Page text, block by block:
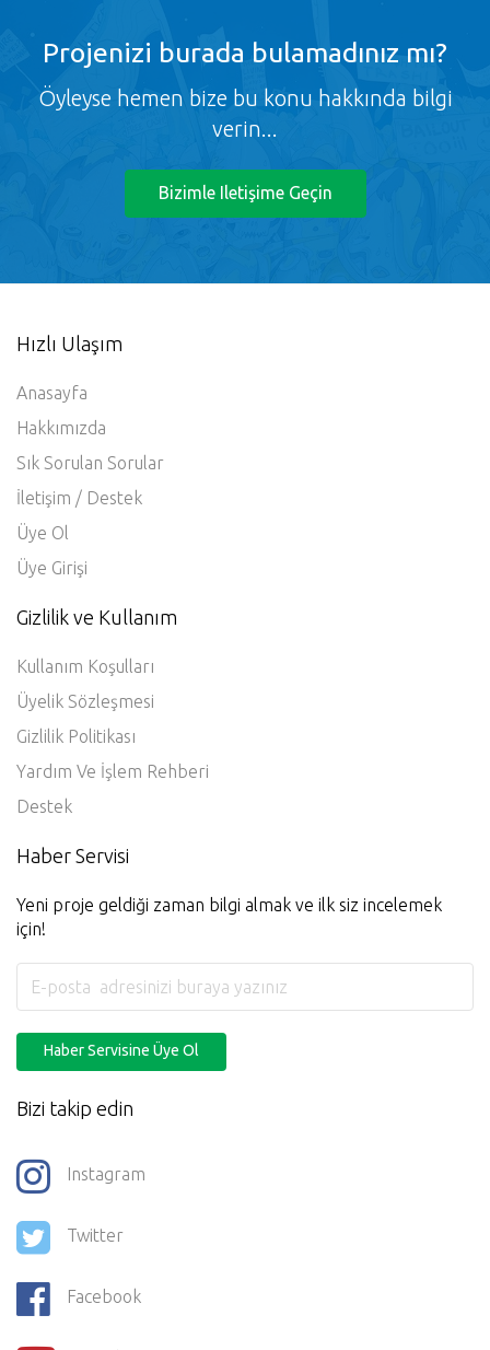
Projenizi burada bulamadınız mı?
Öyleyse hemen bize bu konu hakkında bilgi
verin...
Bizimle Iletişime Geçin
Hızlı Ulaşım
Anasayfa
Hakkımızda
Sık Sorulan Sorular
İletişim / Destek
Üye Ol
Üye Girişi
Gizlilik ve Kullanım
Kullanım Koşulları
Üyelik Sözleşmesi
Gizlilik Politikası
Yardım Ve İşlem Rehberi
Destek
Haber Servisi
Yeni proje geldiği zaman bilgi almak ve ilk siz incelemek
için!
Haber Servisine Üye Ol
Bizi takip edin
Instagram
Twitter
Facebook